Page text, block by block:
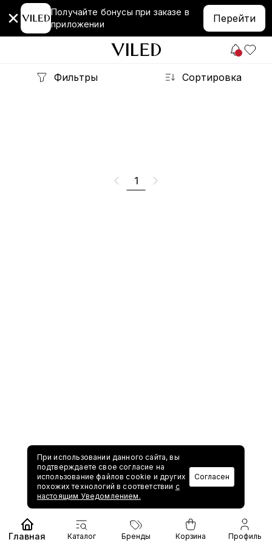
Получайте бонусы при заказе в
приложении
Перейти
Фильтры Сортировка
1
При использовании данного сайта, вы
подтверждаете свое согласие на
использование файлов cookie и других
похожих технологий в соответствии с
настоящим Уведомлением.
Согласен
Главная Каталог Бренды Корзина Профиль